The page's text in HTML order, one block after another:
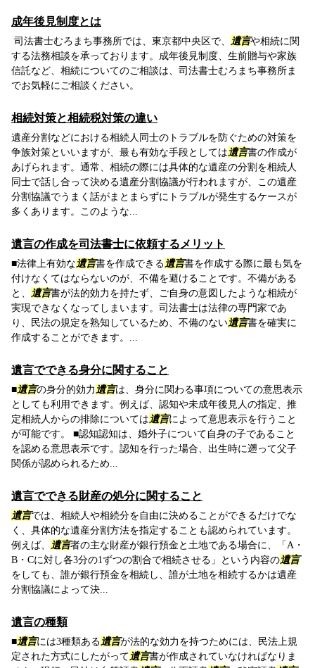
成年後見制度とは
司法書士むろまち事務所では、東京都中央区で、 遺言や相続に関
する法務相談を承っております。成年後見制度、生前贈与や家族
信託など、相続についてのご相談は、司法書士むろまち事務所ま
でお気軽にご相談ください。
相続対策と相続税対策の違い
遺産分割などにおける相続人同士のトラブルを防ぐための対策を
争族対策といいますが、最も有効な手段としては遺言書の作成が
あげられます。通常、相続の際には具体的な遺産の分割を相続人
同士で話し合って決める遺産分割協議が行われますが、この遺産
分割協議でうまく話がまとまらずにトラブルが発生するケースが
多くあります。このような...
遺言の作成を司法書士に依頼するメリット
■法律上有効な遺言書を作成できる遺言書を作成する際に最も気を
付けなくてはならないのが、不備を避けることです。不備がある
と、
遺言書が法的効力を持たず、ご自身の意図したような相続が
実現できなくなってしまいます。司法書士は法律の専門家であ
り、民法の規定を熟知しているため、不備のない遺言書を確実に
作成することができます。...
遺言でできる身分に関すること
■遺言の身分的効力 遺言は、身分に関わる事項についての意思表示
としても利用できます。例えば、認知や未成年後見人の指定、推
定相続人からの排除については遺言によって意思表示を行うこと
が可能です。 ■認知認知は、婚外子について自身の子であること
を認める意思表示です。認知を行った場合、出生時に遡って父子
関係が認められるため...
遺言でできる財産の処分に関すること
遺言では、相続人や相続分を自由に決めることができるだけでな
く、具体的な遺産分割方法を指定することも認められています。
例えば、
遺言者の主な財産が銀行預金と土地である場合に、「A・
B・Cに対し各3分の1ずつの割合で相続させる」という内容の遺言
をしても、誰が銀行預金を相続し、誰が土地を相続するかは遺産
分割協議によって決...
遺言の種類
■遺言には3種類ある遺言が法的な効力を持つためには、民法上規
定された方式にしたがって遺言書が作成されていなければなりま